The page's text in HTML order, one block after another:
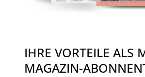
IHRE VORTEILE ALS
MAGAZIN-